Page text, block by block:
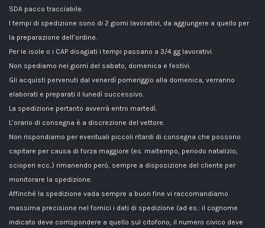
SDA pacco tracciabile.
I tempi di spedizione sono di 2 giorni lavorativi, da aggiungere a quello per
la preparazione dell’ordine.
Per le isole o i CAP disagiati i tempi passano a 3/4 gg lavorativi.
Non spediamo nei giorni del sabato, domenica e festivi.
Gli acquisti pervenuti dal venerdì pomeriggio alla domenica, verranno
elaborati e preparati il lunedì successivo.
La spedizione pertanto avverrà entro martedì.
L’orario di consegna è a discrezione del vettore.
Non rispondiamo per eventuali piccoli ritardi di consegna che possono
capitare per causa di forza maggiore (es. maltempo, periodo natalizio,
scioperi ecc..) rimanendo però, sempre a disposizione del cliente per
monitorare la spedizione.
Affinché la spedizione vada sempre a buon fine vi raccomandiamo
massima precisione nel fornici i dati di spedizione (ad es.: il cognome
indicato deve corrispondere a quello sul citofono, il numero civico deve